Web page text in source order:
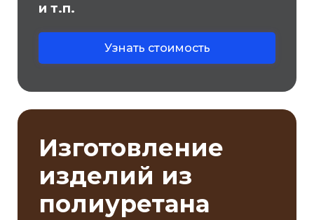
и т.п.
Узнать стоимость
Изготовление
изделий из
полиуретана